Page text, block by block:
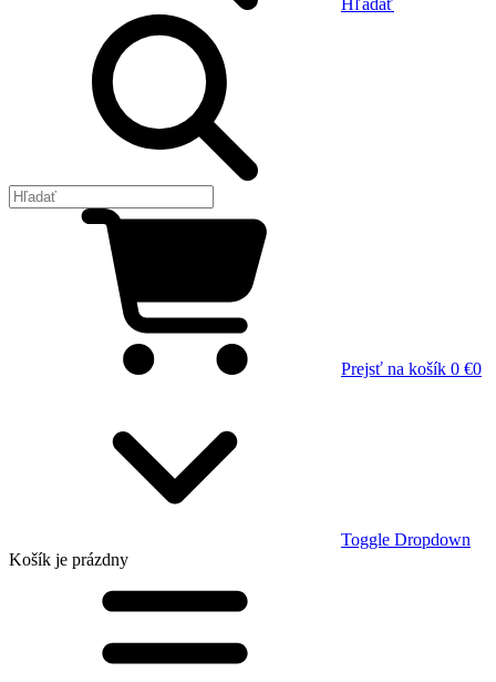
Hľadať
Prejsť na košík 0 €0
Toggle Dropdown
Košík je prázdny